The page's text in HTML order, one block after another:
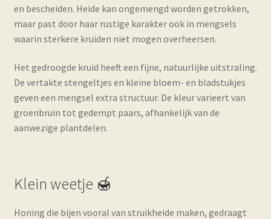
en bescheiden. Heide kan ongemengd worden getrokken,
maar past door haar rustige karakter ook in mengsels
waarin sterkere kruiden niet mogen overheersen.
Het gedroogde kruid heeft een fijne, natuurlijke uitstraling.
De vertakte stengeltjes en kleine bloem- en bladstukjes
geven een mengsel extra structuur. De kleur varieert van
groenbruin tot gedempt paars, afhankelijk van de
aanwezige plantdelen.
Klein weetje 🍯
Honing die bijen vooral van struikheide maken, gedraagt